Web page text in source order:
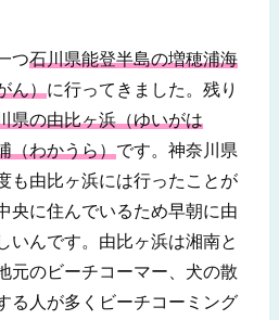
つ石川県能登半島の増穂浦海
ん）に行ってきました。残り
県の由比ヶ浜（ゆいがは
（わかうら）です。神奈川県
も由比ヶ浜には行ったことが
央に住んでいるため早朝に由
いんです。由比ヶ浜は湘南と
元のビーチコーマー、犬の散
る人が多くビーチコーミング